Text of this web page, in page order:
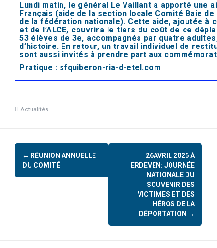
Lundi matin, le général Le Vaillant a apporté une
Français (aide de la section locale Comité Baie de
de la fédération nationale). Cette aide, ajoutée à
et de l’ALCE, couvrira le tiers du coût de ce
53 élèves de 3e, accompagnés par quatre
d’histoire. En retour, un travail individuel de
sont aussi invités à prendre part aux
Pratique : sfquiberon-ria-d-etel.com
Actualités
N
a
← RÉUNION ANNUELLE
DU COMITÉ
26AVRIL 2026 À
ERDEVEN: JOURNÉE
NATIONALE DU
SOUVENIR DES
VICTIMES ET DES
HÉROS DE LA
DÉPORTATION →